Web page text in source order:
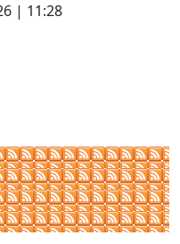
| 11:28